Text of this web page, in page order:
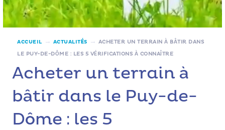
ACCUEIL → ACTUALITÉS → ACHETER UN TERRAIN À BÂTIR DANS
LE PUY-DE-DÔME : LES 5 VÉRIFICATIONS À CONNAÎTRE
Acheter un terrain à
bâtir dans le Puy-de-
Dôme : les 5